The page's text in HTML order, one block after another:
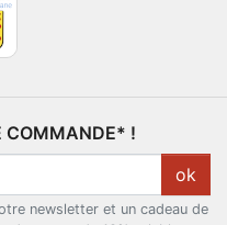
COMMANDE* !
ok
newsletter et un cadeau de